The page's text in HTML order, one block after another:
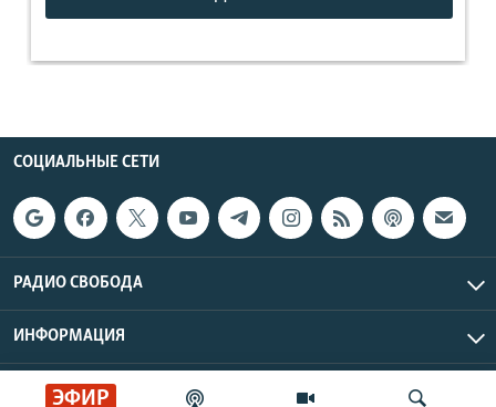
ЭФИР
СОЦИАЛЬНЫЕ СЕТИ
РАДИО СВОБОДА
ИНФОРМАЦИЯ
Радио Свобода © 2026 RFE/RL, Inc. | Все права защищены.